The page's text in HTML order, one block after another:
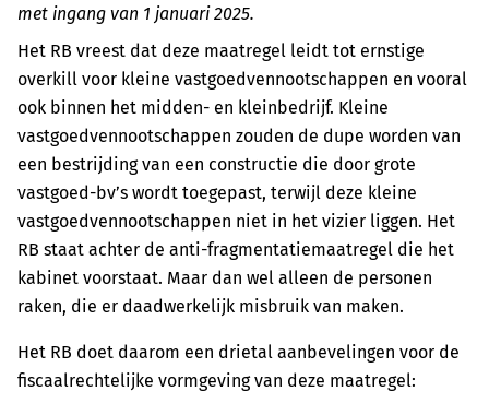
met ingang van 1 januari 2025.
Het RB vreest dat deze maatregel leidt tot ernstige
overkill voor kleine vastgoedvennootschappen en vooral
ook binnen het midden- en kleinbedrijf. Kleine
vastgoedvennootschappen zouden de dupe worden van
een bestrijding van een constructie die door grote
vastgoed-bv’s wordt toegepast, terwijl deze kleine
vastgoedvennootschappen niet in het vizier liggen. Het
RB staat achter de anti-fragmentatiemaatregel die het
kabinet voorstaat. Maar dan wel alleen de personen
raken, die er daadwerkelijk misbruik van maken.
Het RB doet daarom een drietal aanbevelingen voor de
fiscaalrechtelijke vormgeving van deze maatregel: